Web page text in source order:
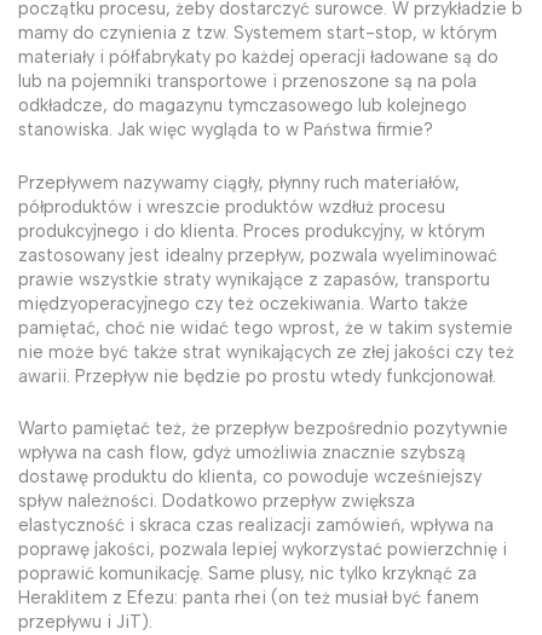
początku procesu, żeby dostarczyć surowce. W przykładzie b
mamy do czynienia z tzw. Systemem start-stop, w którym
materiały i półfabrykaty po każdej operacji ładowane są do
lub na pojemniki transportowe i przenoszone są na pola
odkładcze, do magazynu tymczasowego lub kolejnego
stanowiska. Jak więc wygląda to w Państwa firmie?
Przepływem nazywamy ciągły, płynny ruch materiałów,
półproduktów i wreszcie produktów wzdłuż procesu
produkcyjnego i do klienta. Proces produkcyjny, w którym
zastosowany jest idealny przepływ, pozwala wyeliminować
prawie wszystkie straty wynikające z zapasów, transportu
międzyoperacyjnego czy też oczekiwania. Warto także
pamiętać, choć nie widać tego wprost, że w takim systemie
nie może być także strat wynikających ze złej jakości czy też
awarii. Przepływ nie będzie po prostu wtedy funkcjonował.
Warto pamiętać też, że przepływ bezpośrednio pozytywnie
wpływa na cash flow, gdyż umożliwia znacznie szybszą
dostawę produktu do klienta, co powoduje wcześniejszy
spływ należności. Dodatkowo przepływ zwiększa
elastyczność i skraca czas realizacji zamówień, wpływa na
poprawę jakości, pozwala lepiej wykorzystać powierzchnię i
poprawić komunikację. Same plusy, nic tylko krzyknąć za
Heraklitem z Efezu: panta rhei (on też musiał być fanem
przepływu i JiT).